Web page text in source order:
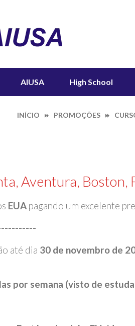
AIUSA High School
INÍCIO PROMOÇÕES
Aventura, Boston,
EUA pagando um excelente
até dia 30 de novembro de
por semana (visto de